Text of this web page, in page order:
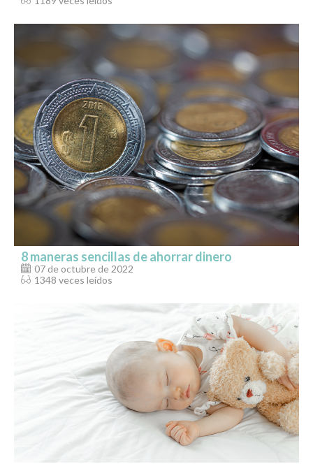
8 maneras sencillas de ahorrar dinero
07 de octubre de 2022
1348 veces leídos